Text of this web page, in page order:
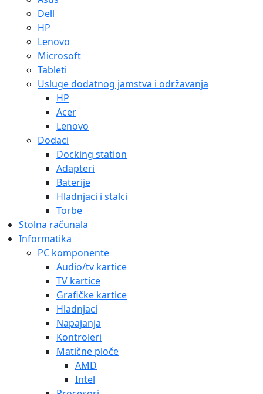
Dell
HP
Lenovo
Microsoft
Tableti
Usluge dodatnog jamstva i održavanja
HP
Acer
Lenovo
Dodaci
Docking station
Adapteri
Baterije
Hladnjaci i stalci
Torbe
Stolna računala
Informatika
PC komponente
Audio/tv kartice
TV kartice
Grafičke kartice
Hladnjaci
Napajanja
Kontroleri
Matične ploče
AMD
Intel